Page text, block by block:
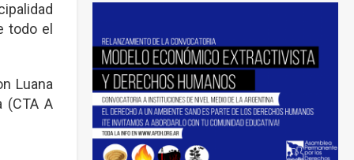
todo el
Luana
(CTA A